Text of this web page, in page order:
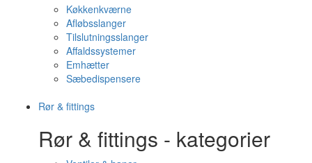
Køkkenkværne
Afløbsslanger
Tilslutningsslanger
Affaldssystemer
Emhætter
Sæbedispensere
Rør & fittings
Rør & fittings - kategorier